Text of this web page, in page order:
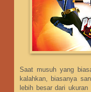
Saat musuh yang
kalahkan, biasanya
lebih besar dari